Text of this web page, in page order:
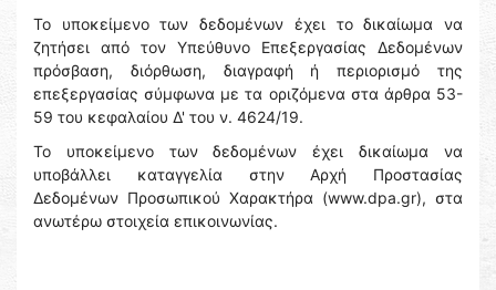
Το υποκείμενο των δεδομένων έχει το δικαίωμα να
ζητήσει από τον Υπεύθυνο Επεξεργασίας Δεδομένων
πρόσβαση, διόρθωση, διαγραφή ή περιορισμό της
επεξεργασίας σύμφωνα με τα οριζόμενα στα άρθρα 53-
59 του κεφαλαίου Δ' του ν. 4624/19.
Το υποκείμενο των δεδομένων έχει δικαίωμα να
υποβάλλει καταγγελία στην Αρχή Προστασίας
Δεδομένων Προσωπικού Χαρακτήρα (www.dpa.gr), στα
ανωτέρω στοιχεία επικοινωνίας.